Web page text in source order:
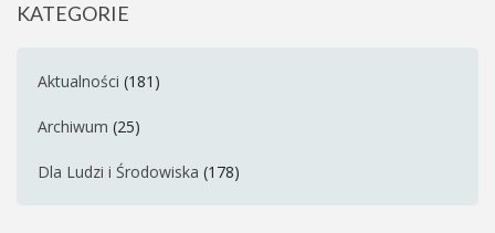
KATEGORIE
Aktualności (181)
Archiwum (25)
Dla Ludzi i Środowiska (178)